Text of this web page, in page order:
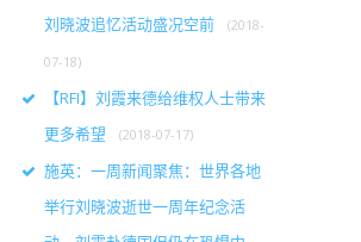
刘晓波追忆活动盛况空前
(2018-
07-18)
【RFI】刘霞来德给维权人士带来
更多希望
(2018-07-17)
施英：一周新闻聚焦：世界各地
举行刘晓波逝世一周年纪念活